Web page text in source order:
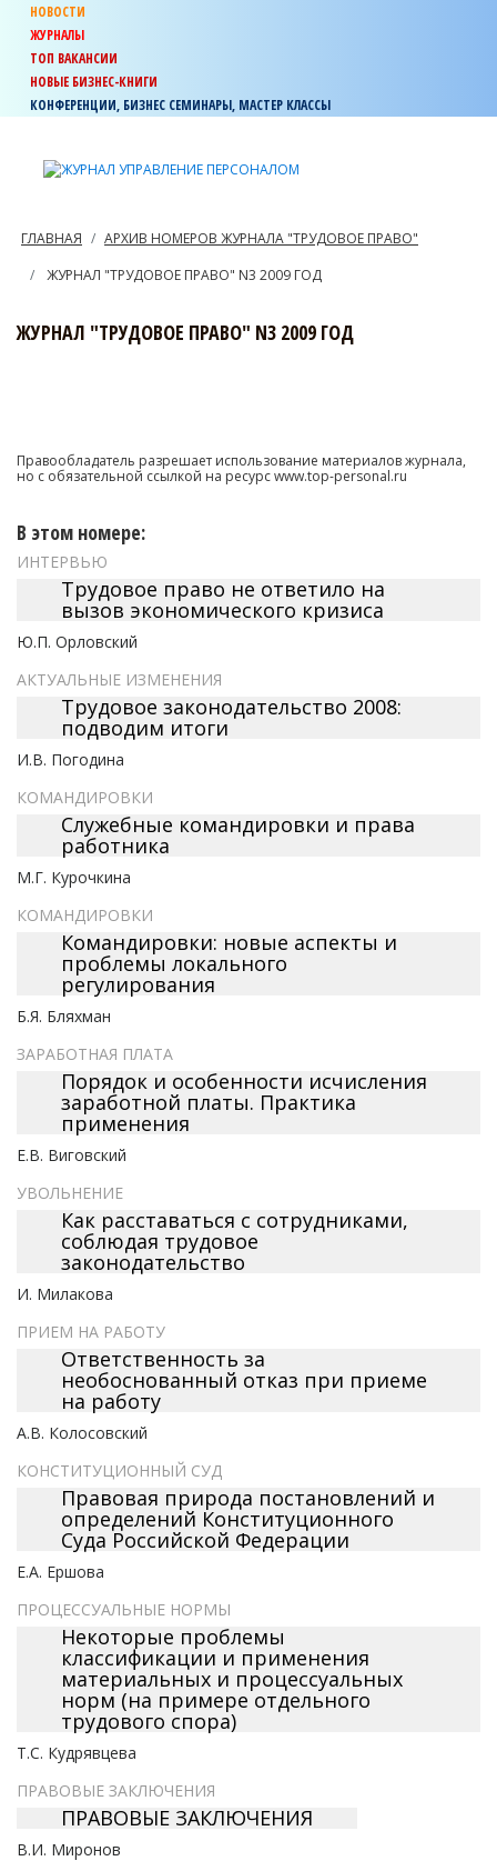
НОВОСТИ
ЖУРНАЛЫ
ТОП ВАКАНСИИ
НОВЫЕ БИЗНЕС-КНИГИ
КОНФЕРЕНЦИИ, БИЗНЕС СЕМИНАРЫ, МАСТЕР КЛАССЫ
ГЛАВНАЯ
АРХИВ НОМЕРОВ ЖУРНАЛА "ТРУДОВОЕ ПРАВО"
ЖУРНАЛ "ТРУДОВОЕ ПРАВО" N3 2009 ГОД
ЖУРНАЛ "ТРУДОВОЕ ПРАВО" N3 2009 ГОД
Правообладатель разрешает использование материалов журнала,
но с обязательной ссылкой на ресурс www.top-personal.ru
В этом номере:
ИНТЕРВЬЮ
Трудовое право не ответило на
вызов экономического кризиса
Ю.П. Орловский
АКТУАЛЬНЫЕ ИЗМЕНЕНИЯ
Трудовое законодательство 2008:
подводим итоги
И.В. Погодина
КОМАНДИРОВКИ
Служебные командировки и права
работника
М.Г. Курочкина
КОМАНДИРОВКИ
Командировки: новые аспекты и
проблемы локального
регулирования
Б.Я. Бляхман
ЗАРАБОТНАЯ ПЛАТА
Порядок и особенности исчисления
заработной платы. Практика
применения
Е.В. Виговский
УВОЛЬНЕНИЕ
Как расставаться с сотрудниками,
соблюдая трудовое
законодательство
И. Милакова
ПРИЕМ НА РАБОТУ
Ответственность за
необоснованный отказ при приеме
на работу
А.В. Колосовский
КОНСТИТУЦИОННЫЙ СУД
Правовая природа постановлений и
определений Конституционного
Суда Российской Федерации
Е.А. Ершова
ПРОЦЕССУАЛЬНЫЕ НОРМЫ
Некоторые проблемы
классификации и применения
материальных и процессуальных
норм (на примере отдельного
трудового спора)
Т.С. Кудрявцева
ПРАВОВЫЕ ЗАКЛЮЧЕНИЯ
ПРАВОВЫЕ ЗАКЛЮЧЕНИЯ
В.И. Миронов